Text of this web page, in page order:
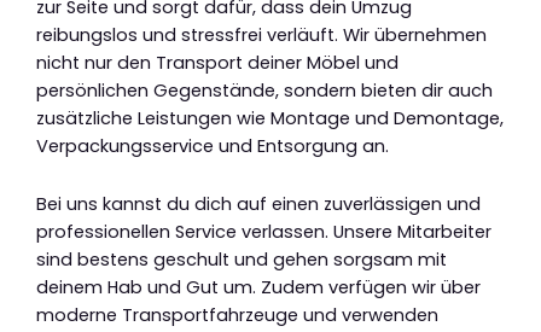
zur Seite und sorgt dafür, dass dein Umzug
reibungslos und stressfrei verläuft. Wir übernehmen
nicht nur den Transport deiner Möbel und
persönlichen Gegenstände, sondern bieten dir auch
zusätzliche Leistungen wie Montage und Demontage,
Verpackungsservice und Entsorgung an.
Bei uns kannst du dich auf einen zuverlässigen und
professionellen Service verlassen. Unsere Mitarbeiter
sind bestens geschult und gehen sorgsam mit
deinem Hab und Gut um. Zudem verfügen wir über
moderne Transportfahrzeuge und verwenden